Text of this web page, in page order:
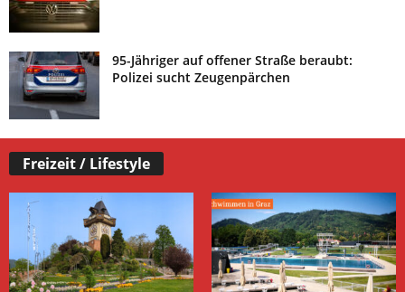
95-Jähriger auf offener Straße beraubt:
Polizei sucht Zeugenpärchen
Freizeit / Lifestyle